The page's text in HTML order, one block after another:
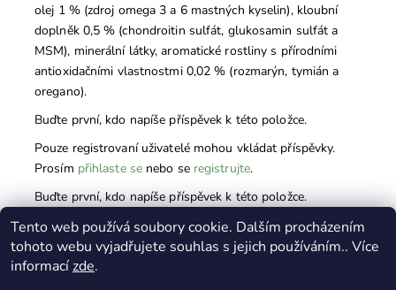
olej 1 % (zdroj omega 3 a 6 mastných kyselin), kloubní
doplněk 0,5 % (chondroitin sulfát, glukosamin sulfát a
MSM), minerální látky, aromatické rostliny s přírodními
antioxidačními vlastnostmi 0,02 % (rozmarýn, tymián a
oregano).
Buďte první, kdo napíše příspěvek k této položce.
Pouze registrovaní uživatelé mohou vkládat příspěvky.
Prosím přihlaste senebo se registrujte.
Buďte první, kdo napíše příspěvek k této položce.
Pouze registrovaní uživatelé mohou vkládat hodnocení.
Prosímpřihlaste senebo seregistrujte.
Tento web používá soubory cookie. Dalším procházením
tohoto webu vyjadřujete souhlas s jejich používáním.. Více
informacízde.